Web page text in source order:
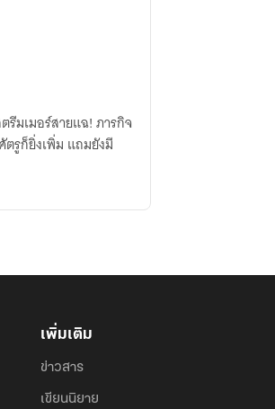
ร์สายแฉ! ภารกิจ
ตรูก็ยิ่งเพิ่ม แถมยังมี
เพิ่มเติม
ข่าวสาร
เขียนนิยาย